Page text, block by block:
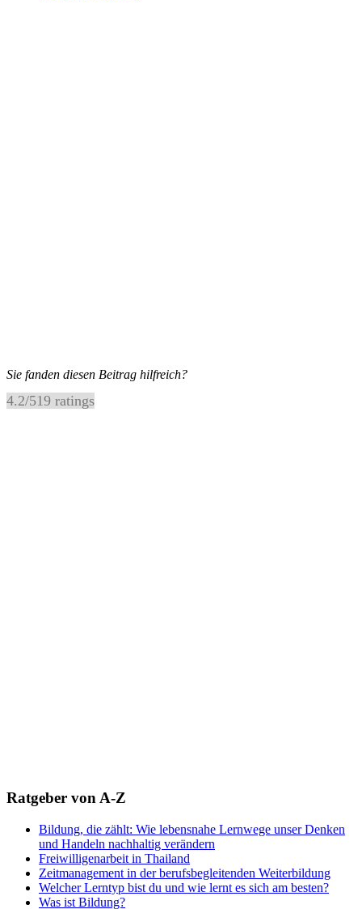
Sie fanden diesen Beitrag hilfreich?
4.2/519 ratings
Ratgeber von A-Z
Bildung, die zählt: Wie lebensnahe Lernwege unser Denken
und Handeln nachhaltig verändern
Freiwilligenarbeit in Thailand
Zeitmanagement in der berufsbegleitenden Weiterbildung
Welcher Lerntyp bist du und wie lernt es sich am besten?
Was ist Bildung?